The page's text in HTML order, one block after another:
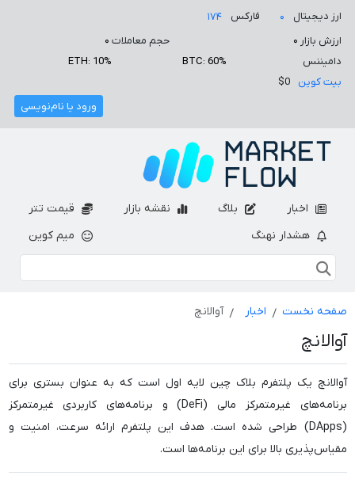
ارز دیجیتال ۰ فارکس
۱۷۴
ارزش بازار ۰ حجم معاملات ۰
دامیننس
BTC: 60%
ETH: 10%
بیت کوین
$0
ورود یا نام‌نویسی
اخبار بلاگ نقشه بازار
قیمت تتر
هشدار نهنگ
میم کوین
صفحه نخست اخبار آوالانچ
آوالانچ
آوالانچ یک پلتفرم بلاک چین لایه اول است که به عنوان بستری برای
برنامه‌های غیرمتمرکز مالی (DeFi) و برنامه‌های کاربردی غیرمتمرکز
(DApps) طراحی شده است. هدف این پلتفرم ارائه سرعت، امنیت و
مقیاس‌پذیری بالا برای این برنامه‌ها است.